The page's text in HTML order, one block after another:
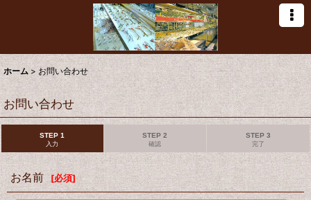
ホーム > お問い合わせ
お問い合わせ
STEP 1
入力
STEP 2
確認
STEP 3
完了
お名前 [必須]